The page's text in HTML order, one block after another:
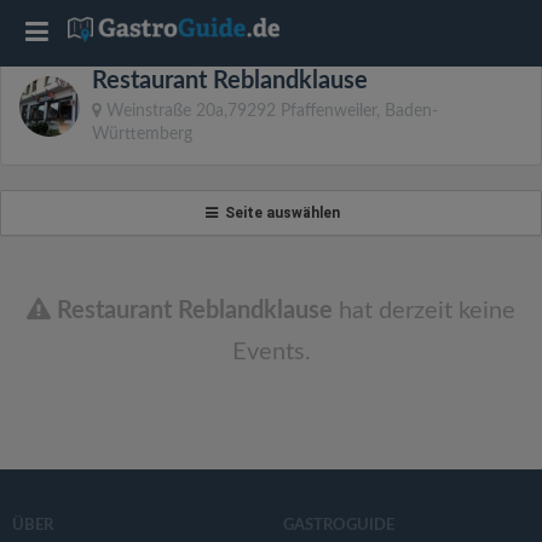
Restaurant Reblandklause
Weinstraße 20a,79292 Pfaffenweiler, Baden-
Württemberg
Seite auswählen
Restaurant Reblandklause hat derzeit keine
Events.
ÜBER GASTROGUIDE
T
o